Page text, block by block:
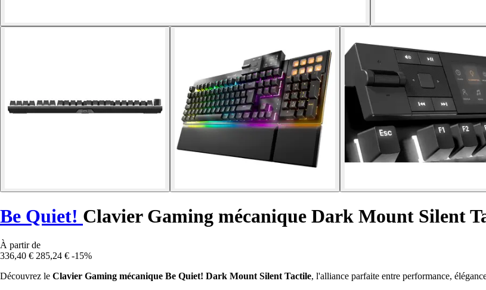
Be Quiet! Clavier Gaming mécanique Dark Mount Silent
À partir de
336,40 € 285,24 € -15%
Découvrez le Clavier Gaming mécanique Be Quiet! Dark Mount Silent Tactile, l'alliance parfaite entre performance,